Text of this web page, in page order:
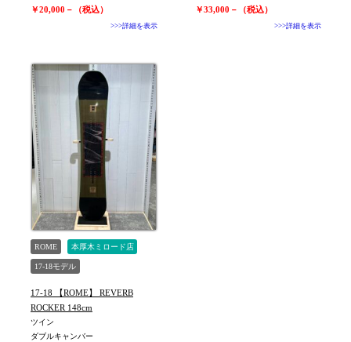
￥20,000－（税込）
>>>詳細を表示
￥33,000－（税込）
>>>詳細を表示
ROME 本厚木ミロード店
17-18モデル
17-18 【ROME】 REVERB
ROCKER 148cm
ツイン
ダブルキャンバー